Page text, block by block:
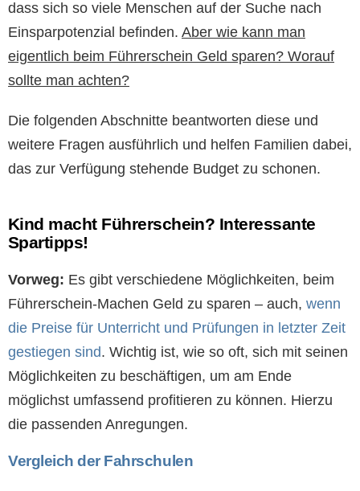
dass sich so viele Menschen auf der Suche nach
Einsparpotenzial befinden. Aber wie kann man
eigentlich beim Führerschein Geld sparen? Worauf
sollte man achten?
Die folgenden Abschnitte beantworten diese und
weitere Fragen ausführlich und helfen Familien dabei,
das zur Verfügung stehende Budget zu schonen.
Kind macht Führerschein? Interessante
Spartipps!
Vorweg: Es gibt verschiedene Möglichkeiten, beim
Führerschein-Machen Geld zu sparen – auch, wenn
die Preise für Unterricht und Prüfungen in letzter Zeit
gestiegen sind. Wichtig ist, wie so oft, sich mit seinen
Möglichkeiten zu beschäftigen, um am Ende
möglichst umfassend profitieren zu können. Hierzu
die passenden Anregungen.
Vergleich der Fahrschulen